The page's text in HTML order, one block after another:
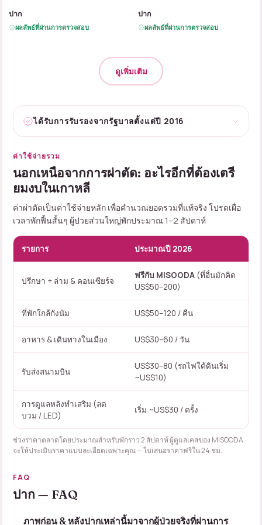
B
ปาก
ผลลัพธ์ที่ผ่านการตรวจสอบ
B
ปาก
ผลลัพธ์ที่ผ่านการตรวจสอบ
ดูเพิ่มเติม
ได้รับการรับรองจากรัฐบาลตั้งแต่ปี 2016
ค่าใช้จ่ายรวม
นอกเหนือจากการผ่าตัด: อะไรอีกที่ต้องเตรี
ยมงบในเกาหลี
ค่าผ่าตัดเป็นค่าใช้จ่ายหลัก เพื่อคำนวณยอดรวมที่แท้จริง โปรดเผื่อ
เวลาพักฟื้นสั้นๆ ผู้ป่วยส่วนใหญ่พักประมาณ 1–2 สัปดาห์
รายการ ประมาณปี 2026
ปรึกษา + ล่าม & คอนเซียร์จ
ฟรีกับ MISOODA (ที่อื่นมักคิด
US$50–200)
ที่พักใกล้กังนัม US$50–120 / คืน
อาหาร & เดินทางในเมือง US$30–60 / วัน
รับส่งสนามบิน
US$30–80 (รถไฟใต้ดินเริ่ม
~US$10)
การดูแลหลังทำเสริม (ลด
บวม / LED)
เริ่ม ~US$30 / ครั้ง
ช่วงราคาตลาดโดยประมาณสำหรับพักราว 2 สัปดาห์ ผู้ดูแลเคสของ MISOODA
จะให้ประเมินราคาแบบละเอียดเฉพาะคุณ —ใบเสนอราคาฟรีใน 24 ชม.
FAQ
ปาก — FAQ
ภาพก่อน & หลังปากเหล่านี้มาจากผู้ป่วยจริงที่ผ่านการ